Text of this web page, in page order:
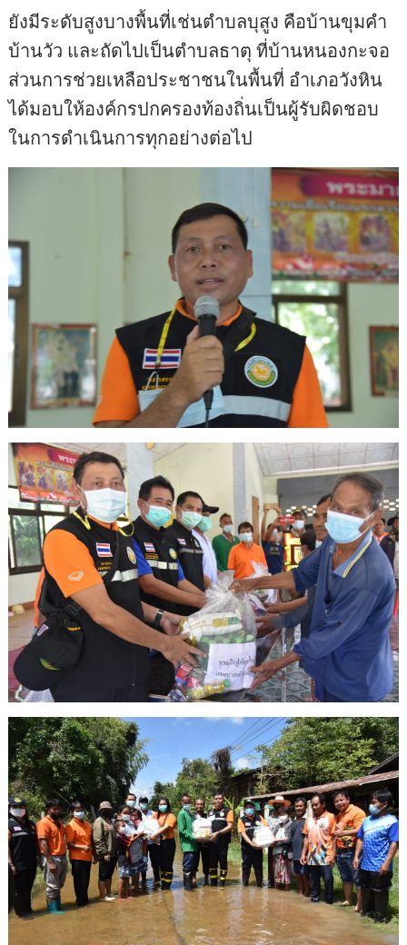
ยังมีระดับสูงบางพื้นที่เช่นตำบลบุสูง คือบ้านขุมคำ
บ้านวัว และถัดไปเป็นตำบลธาตุ ที่บ้านหนองกะจอ
ส่วนการช่วยเหลือประชาชนในพื้นที่ อำเภอวังหิน
ได้มอบให้องค์กรปกครองท้องถิ่นเป็นผู้รับผิดชอบ
ในการดำเนินการทุกอย่างต่อไป